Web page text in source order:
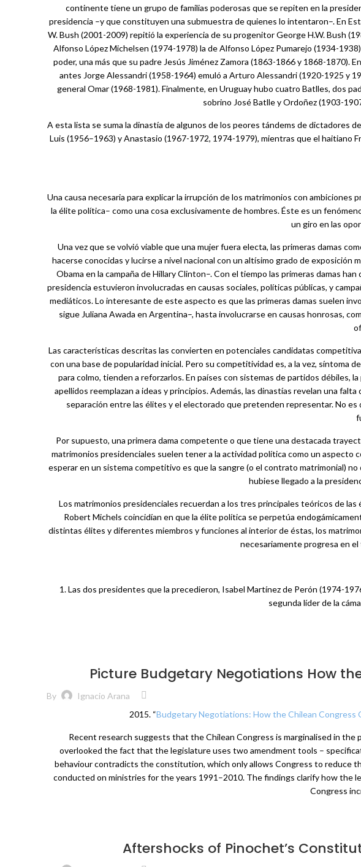
continente tiene un grupo de familias poderosas que se repiten en la
presidencia –y que constituyen una submuestra de quienes lo intentaron–. En
W. Bush (2001-2009) repitió la experiencia de su progenitor George H.W. Bush
Alfonso López Michelsen (1974-1978) la de Alfonso López Pumarejo (1934-
poder, una más que su padre Jesús Jiménez Zamora (1863-1866 y 1868-1870).
antes Jorge Alessandri (1958-1964) emuló a Arturo Alessandri (1920-1925 y
general Omar (1968-1981). Finalmente, en Uruguay hubo cuatro Batlles, dos
sobrino José Batlle y Ordoñez (1903-
A esta lista se suma la dinastía de algunos de los peores tándems de dictadores
Luis (1956–1963) y Anastasio (1967-1972, 1974-1979), mientras que el haitiano
Una causa necesaria para explicar la irrupción de los matrimonios con
la élite política– como una cosa exclusivamente de hombres. Éste es un
un giro en las
Una vez que se volvió viable que una mujer fuera electa, las primeras damas
hacerse conocidas y lucirse a nivel nacional con un altísimo grado de exposición
Obama en la campaña de Hillary Clinton–. Con el tiempo las primeras damas
presidencia estuvieron involucradas en causas sociales, políticas públicas, y
mediáticos. Lo interesante de este aspecto es que las primeras damas suelen
sigue Juliana Awada en Argentina–, hasta involucrarse en causas honrosas,
Las características descritas las convierten en potenciales candidatas
con una base de popularidad inicial. Pero su competitividad es, a la vez, síntoma
para colmo, tienden a reforzarlos. En países con sistemas de partidos débiles,
apellidos reemplazan a ideas y principios. Además, las dinastías revelan una
separación entre las élites y el electorado que pretenden representar. No
Por supuesto, una primera dama competente o que tiene una destacada
matrimonios presidenciales suelen tener a la actividad política como un
esperar en un sistema competitivo es que la sangre (o el contrato matrimonial)
hubiese llegado a la
Los matrimonios presidenciales recuerdan a los tres principales teóricos de
Robert Michels coincidían en que la élite política se perpetúa
distintas élites y diferentes miembros y funciones al interior de éstas, los
necesariamente progresa en
1.Las dos presidentes que la precedieron, Isabel Martínez de Perón (1974-
segunda líder de la
Picture Budgetary Negotiations How
By
Ignacio Arana
2015. “Budgetary Negotiations: How the Chilean
Recent research suggests that the Chilean Congress is marginalised in
overlooked the fact that the legislature uses two amendment tools –
behaviour contradicts the constitution, which only allows Congress to reduce
conducted on ministries for the years 1991–2010. The findings clarify how
Congress
Aftershocks of Pinochet’s